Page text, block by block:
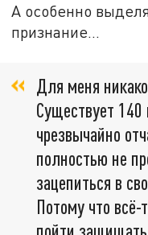
А особенно
признание...
Для меня
Существует 140
чрезвычайно
полностью не
зацепиться в
Потому что